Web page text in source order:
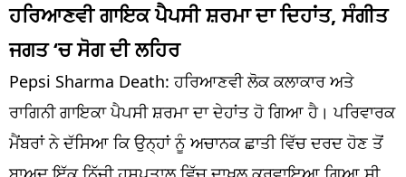
ਕਰਿਅਰ
ਦੇਸ਼
ਲਾਈਫ ਸਟਾਈਲ
ਹਰਿਆਣਵੀ ਗਾਇਕ ਪੈਪਸੀ ਸ਼ਰਮਾ ਦਾ ਦਿਹਾਂਤ, ਸੰਗੀਤ
ਜਗਤ ‘ਚ ਸੋਗ ਦੀ ਲਹਿਰ
Pepsi Sharma Death: ਹਰਿਆਣਵੀ ਲੋਕ ਕਲਾਕਾਰ ਅਤੇ
ਰਾਗਿਨੀ ਗਾਇਕਾ ਪੈਪਸੀ ਸ਼ਰਮਾ ਦਾ ਦੇਹਾਂਤ ਹੋ ਗਿਆ ਹੈ। ਪਰਿਵਾਰਕ
ਮੈਂਬਰਾਂ ਨੇ ਦੱਸਿਆ ਕਿ ਉਨ੍ਹਾਂ ਨੂੰ ਅਚਾਨਕ ਛਾਤੀ ਵਿੱਚ ਦਰਦ ਹੋਣ ਤੋਂ